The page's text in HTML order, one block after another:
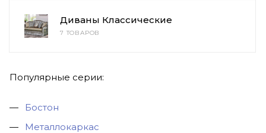
Диваны Классические
7 ТОВАРОВ
Популярные серии:
Бостон
Металлокаркас